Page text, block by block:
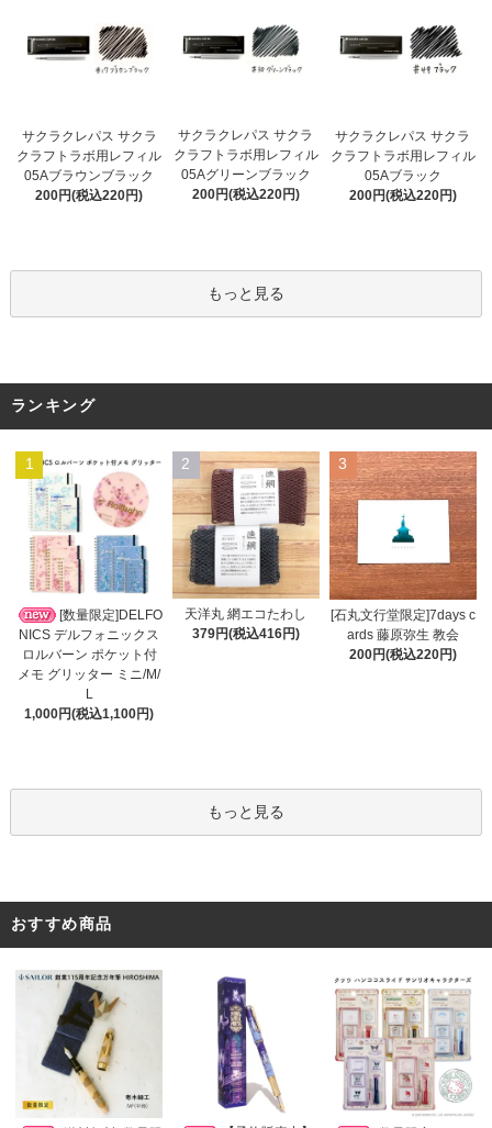
サクラクレパス サクラ
クラフトラボ用レフィル
05Aブラウンブラック
200円(税込220円)
サクラクレパス サクラ
クラフトラボ用レフィル
05Aグリーンブラック
200円(税込220円)
サクラクレパス サクラ
クラフトラボ用レフィル
05Aブラック
200円(税込220円)
もっと見る
ランキング
1
[数量限定]DELFO
NICS デルフォニックス
ロルバーン ポケット付
メモ グリッター ミニ/M/
L
1,000円(税込1,100円)
2
天洋丸 網エコたわし
379円(税込416円)
3
[石丸文行堂限定]7days c
ards 藤原弥生 教会
200円(税込220円)
もっと見る
おすすめ商品